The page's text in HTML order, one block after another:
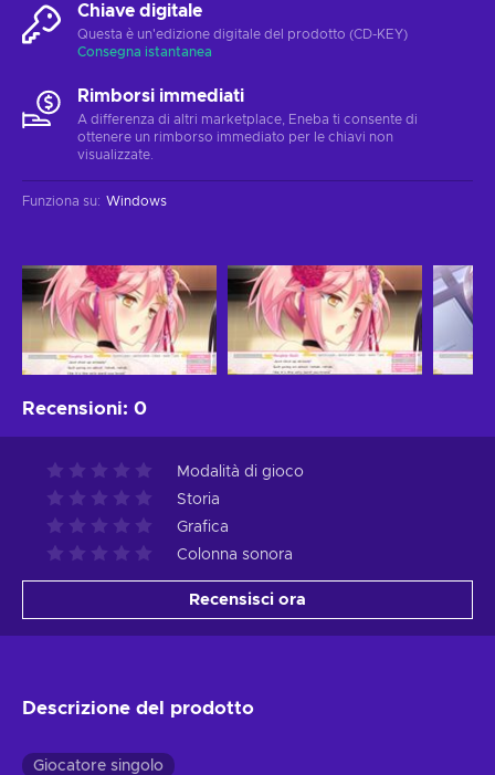
Chiave digitale
Questa è un'edizione digitale del prodotto (CD-KEY)
Consegna istantanea
Rimborsi immediati
A differenza di altri marketplace, Eneba ti consente di
ottenere un rimborso immediato per le chiavi non
visualizzate.
Funziona su: Windows
Recensioni: 0
Modalità di gioco
Storia
Grafica
Colonna sonora
Recensisci ora
Descrizione del prodotto
Giocatore singolo